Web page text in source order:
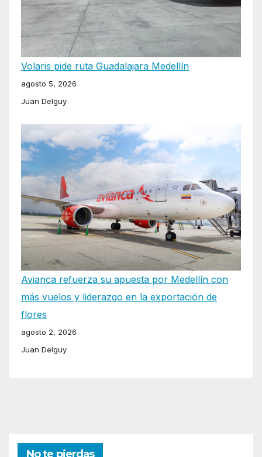
Volaris pide ruta Guadalajara Medellín
agosto 5, 2026
Juan Delguy
Avianca refuerza su apuesta por Medellín con
más vuelos y liderazgo en la exportación de
flores
agosto 2, 2026
Juan Delguy
No te pierdas